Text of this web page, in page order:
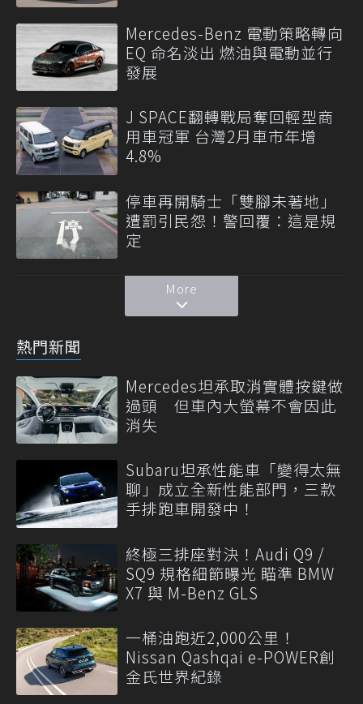
Mercedes-Benz 電動策略轉向
EQ 命名淡出 燃油與電動並行
發展
J SPACE翻轉戰局奪回輕型商
用車冠軍 台灣2月車市年增
4.8%
停車再開騎士「雙腳未著地」
遭罰引民怨！警回覆：這是規
定
More
熱門新聞
Mercedes坦承取消實體按鍵做
過頭 但車內大螢幕不會因此
消失
Subaru坦承性能車「變得太無
聊」成立全新性能部門，三款
手排跑車開發中！
終極三排座對決！Audi Q9 /
SQ9 規格細節曝光 瞄準 BMW
X7 與 M-Benz GLS
一桶油跑近2,000公里！
Nissan Qashqai e-POWER創
金氏世界紀錄